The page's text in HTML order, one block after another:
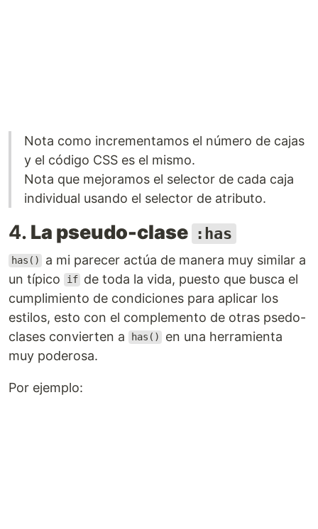
Nota como incrementamos el número de cajas
y el código CSS es el mismo.
Nota que mejoramos el selector de cada caja
individual usando el selector de atributo.
4. La pseudo-clase :has
has()
a mi parecer actúa de manera muy similar a
un típico
if de toda la vida, puesto que busca el
cumplimiento de condiciones para aplicar los
estilos, esto con el complemento de otras psedo-
clases convierten a
has()
en una herramienta
muy poderosa.
Por ejemplo: